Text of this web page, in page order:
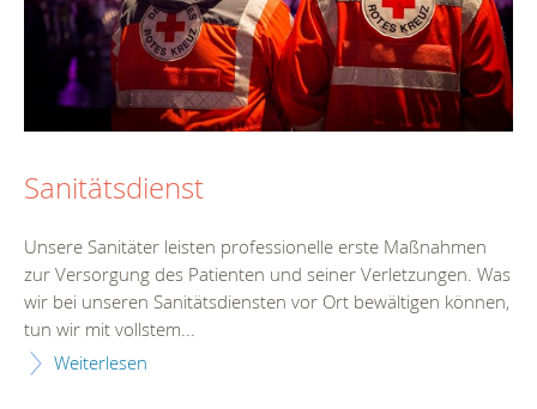
Sanitätsdienst
Unsere Sanitäter leisten professionelle erste Maßnahmen
zur Versorgung des Patienten und seiner Verletzungen. Was
wir bei unseren Sanitätsdiensten vor Ort bewältigen können,
tun wir mit vollstem...
Weiterlesen